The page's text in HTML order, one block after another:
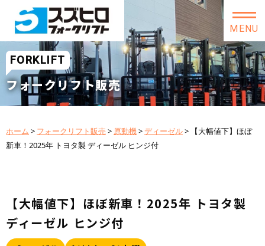
MENU
FORKLIFT
フォークリフト販売
ホーム > フォークリフト販売 > 原動機>ディーゼル>
【大幅値下】ほぼ
新車！2025年 トヨタ製 ディーゼル ヒンジ付
【大幅値下】ほぼ新車！2025年 トヨタ製
ディーゼル ヒンジ付